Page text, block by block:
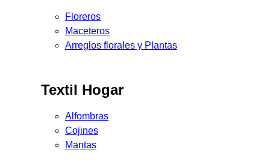
Floreros
Maceteros
Arreglos florales y Plantas
Textil Hogar
Alfombras
Cojines
Mantas